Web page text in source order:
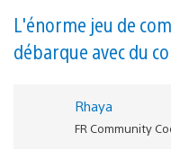
L'énorme jeu de
débarque avec du
Rhaya
FR Community